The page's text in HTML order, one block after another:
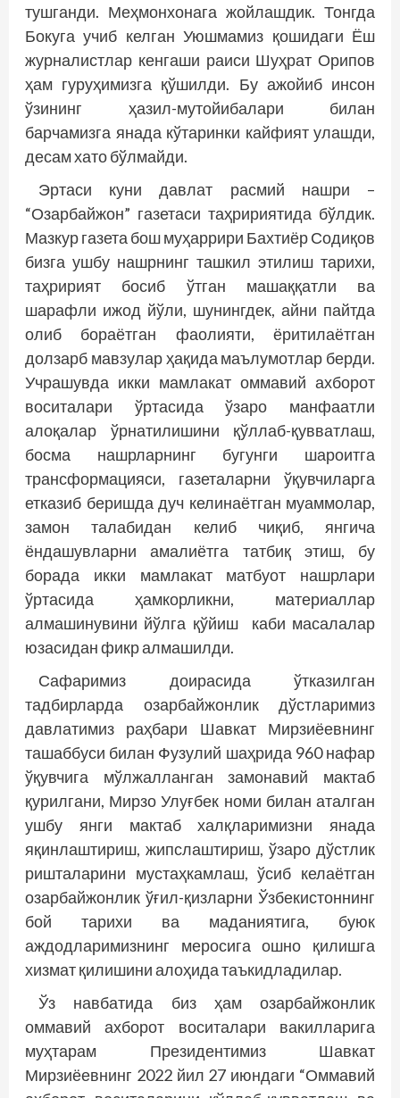
тушганди. Меҳмонхонага жойлашдик. Тонгда
Бокуга учиб келган Уюшмамиз қошидаги Ёш
журналистлар кенгаши раиси Шуҳрат Орипов
ҳам гуруҳимизга қўшилди. Бу ажойиб инсон
ўзининг ҳазил-мутойибалари билан
барчамизга янада кўтаринки кайфият улашди,
десам хато бўлмайди.
Эртаси куни давлат расмий нашри –
“Озарбайжон” газетаси таҳририятида бўлдик.
Мазкур газета бош муҳаррири Бахтиёр Содиқов
бизга ушбу нашрнинг ташкил этилиш тарихи,
таҳририят босиб ўтган машаққатли ва
шарафли ижод йўли, шунингдек, айни пайтда
олиб бораётган фаолияти, ёритилаётган
долзарб мавзулар ҳақида маълумотлар берди.
Учрашувда икки мамлакат оммавий ахборот
воситалари ўртасида ўзаро манфаатли
алоқалар ўрнатилишини қўллаб-қувватлаш,
босма нашрларнинг бугунги шароитга
трансформацияси, газеталарни ўқувчиларга
етказиб беришда дуч келинаётган муаммолар,
замон талабидан келиб чиқиб, янгича
ёндашувларни амалиётга тат­биқ этиш, бу
борада икки мамлакат матбуот нашрлари
ўртасида ҳамкорликни, материаллар
алмашинувини йўлга қўйиш каби масалалар
юзасидан фикр алмашилди.
Сафаримиз доирасида ўтказилган
тадбирларда озарбайжонлик дўстларимиз
давлатимиз раҳбари Шавкат Мирзиёевнинг
ташаббуси билан Фузулий шаҳрида 960 нафар
ўқувчига мўлжалланган замонавий мактаб
қурилгани, Мирзо Улуғбек номи билан аталган
ушбу янги мактаб халқларимизни янада
яқинлаштириш, жипслаштириш, ўзаро дўстлик
ришталарини мус­таҳкамлаш, ўсиб келаётган
озарбайжонлик ўғил-қизларни Ўзбекистоннинг
бой тарихи ва маданиятига, буюк
аждодларимизнинг меросига ошно қилишга
хизмат қилишини алоҳида таъкидладилар.
Ўз навбатида биз ҳам озарбайжонлик
оммавий ахборот воситалари вакилларига
муҳтарам Президентимиз Шавкат
Мирзиёевнинг 2022 йил 27 июндаги “Оммавий